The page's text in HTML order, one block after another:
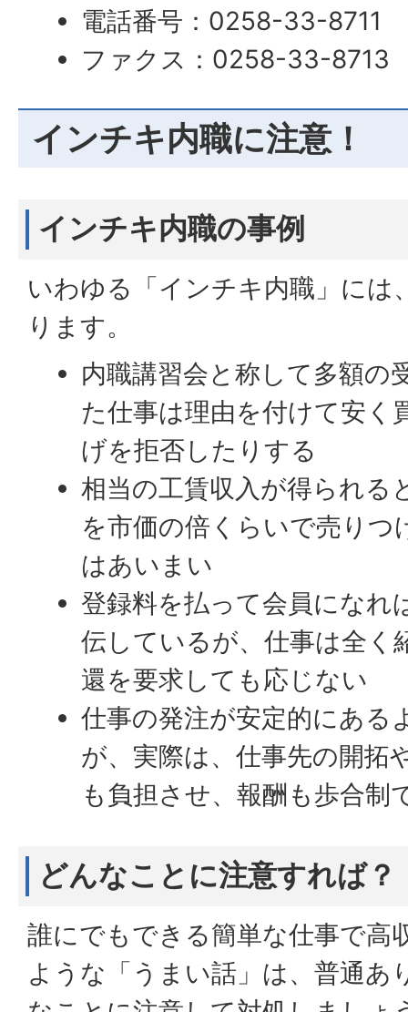
電話番号：0258-33-8711
ファクス：0258-33-8713
インチキ内職に注意！
インチキ内職の事例
いわゆる「インチキ内職」には
ります。
内職講習会と称して多額の
た仕事は理由を付けて安く
げを拒否したりする
相当の工賃収入が得られる
を市価の倍くらいで売りつ
はあいまい
登録料を払って会員になれ
伝しているが、仕事は全く
還を要求しても応じない
仕事の発注が安定的にある
が、実際は、仕事先の開拓
も負担させ、報酬も歩合制
どんなことに注意すれば？
誰にでもできる簡単な仕事で高
ような「うまい話」は、普通あ